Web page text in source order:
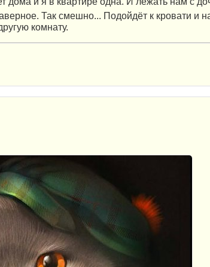
Так смешно... Подойдёт к кровати и
комнату.